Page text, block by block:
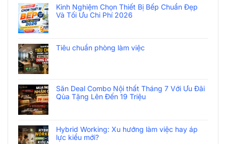
Kinh Nghiệm Chọn Thiết Bị Bếp Chuẩn Đẹp
Và Tối Ưu Chi Phí 2026
Tiêu chuẩn phòng làm việc
Săn Deal Combo Nội thất Tháng 7 Với Ưu Đãi
Qùa Tặng Lên Đến 19 Triệu
Hybrid Working: Xu hướng làm việc hay áp
lực kiểu mới?